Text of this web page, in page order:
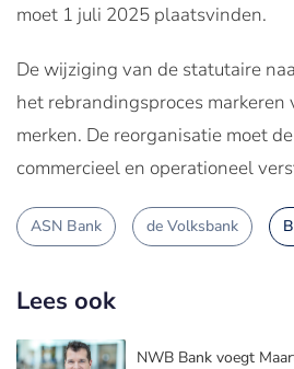
moet 1 juli 2025 plaatsvinden.
De wijziging van de statutaire
het rebrandingsproces markeren
merken. De reorganisatie moet
commercieel en operationeel
ASN Bank de Volksbank
Lees ook
NWB Bank voegt